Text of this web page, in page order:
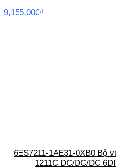
9,155,000₫
6ES7211-1AE31-0XB0 Bộ
1211C DC/DC/DC